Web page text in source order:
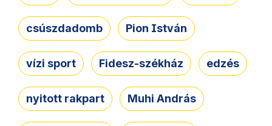
csúszdadomb Pion István
vízi sport Fidesz-székház edzés
nyitott rakpart Muhi András